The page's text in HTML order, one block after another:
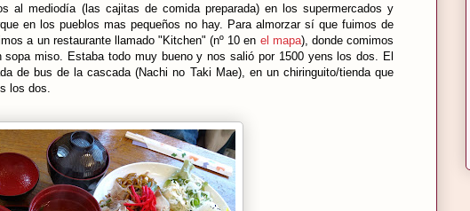
al mediodía (las cajitas de comida preparada) en los supermercados y
en los pueblos mas pequeños no hay. Para almorzar sí que fuimos de
a un restaurante llamado "Kitchen" (nº 10 en el mapa), donde comimos
miso. Estaba todo muy bueno y nos salió por 1500 yens los dos. El
de bus de la cascada (Nachi no Taki Mae), en un chiringuito/tienda que
los dos.